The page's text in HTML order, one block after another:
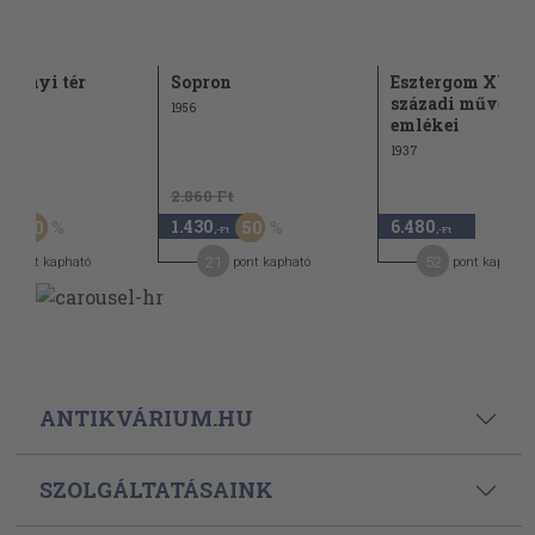
tér
30
pont kapható
Sopron
1956
2.860 Ft
1.430 ,-Ft 50
pont kapható
Esztergom
századi
emlékei
1937
6.480 ,-Ft
pont kapható
ANTIKVÁRIUM.HU
SZOLGÁLTATÁSAINK